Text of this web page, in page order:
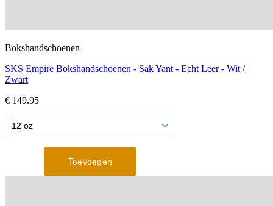
Bokshandschoenen
SKS Empire Bokshandschoenen - Sak Yant - Echt Leer - Wit /
Zwart
€ 149.95